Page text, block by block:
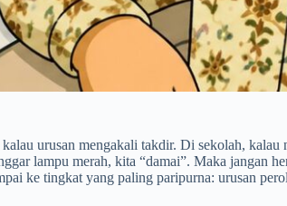
urusan mengakali takdir. Di sekolah,
lampu merah, kita “damai”. Maka jangan
ke tingkat yang paling paripurna: urusan